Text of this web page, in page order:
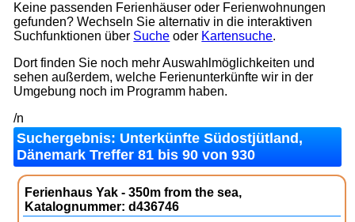
Keine passenden Ferienhäuser oder Ferienwohnungen
gefunden? Wechseln Sie alternativ in die interaktiven
Suchfunktionen über Suche oder Kartensuche.
Dort finden Sie noch mehr Auswahlmöglichkeiten und
sehen außerdem, welche Ferienunterkünfte wir in der
Umgebung noch im Programm haben.
/n
Suchergebnis: Unterkünfte Südostjütland,
Dänemark Treffer 81 bis 90 von 930
Ferienhaus Yak - 350m from the sea,
Katalognummer: d436746